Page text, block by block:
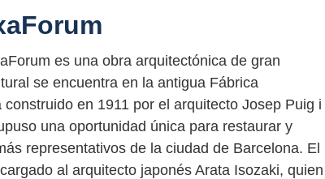
es una obra arquitectónica de gran
se encuentra en la antigua Fábrica
en 1911 por el arquitecto Josep Puig i
una oportunidad única para restaurar y
representativos de la ciudad de Barcelona. El
al arquitecto japonés Arata Isozaki, quien